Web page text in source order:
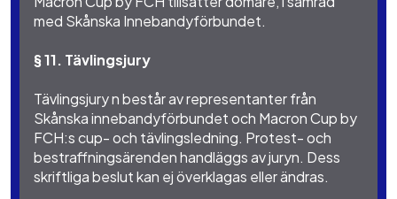
med Skånska Innebandyförbundet.
§ 11. Tävlingsjury
Tävlingsjury n består av representanter från
Skånska innebandyförbundet och Macron Cup by
FCH:s cup- och tävlingsledning. Protest- och
bestraffningsärenden handläggs av juryn. Dess
skriftliga beslut kan ej överklagas eller ändras.